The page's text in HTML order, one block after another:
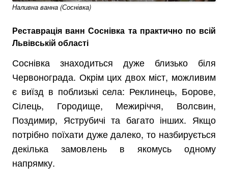
Наливна ванна (Соснівка)
Реставрація ванн Соснівка та практично по всій
Львівській області
Соснівка знаходиться дуже близько біля
Червонограда. Окрім цих двох міст, можливим
є виїзд в поблизькі села: Реклинець, Борове,
Сілець, Городище, Межиріччя, Волсвин,
Поздимир, Яструбичі та багато інших. Якщо
потрібно поїхати дуже далеко, то назбирується
декілька замовлень в якомусь одному
напрямку.